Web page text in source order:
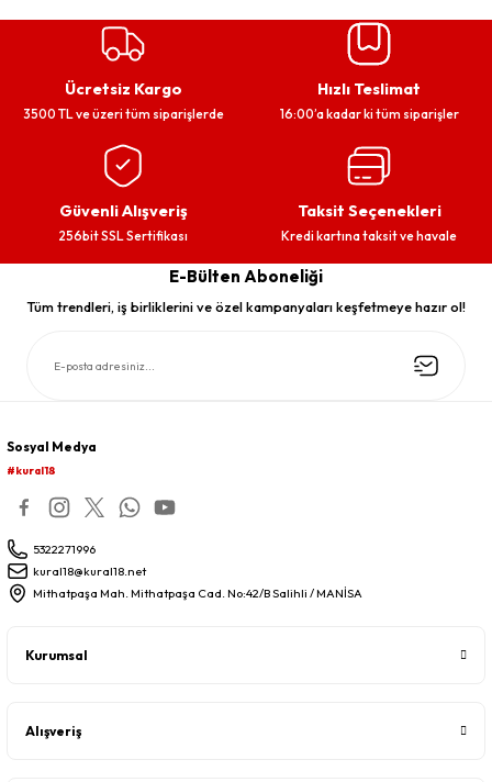
Ücretsiz Kargo
3500 TL ve üzeri tüm siparişlerde
Hızlı Teslimat
16:00’a kadar ki tüm siparişler
Güvenli Alışveriş
256bit SSL Sertifikası
Taksit Seçenekleri
Kredi kartına taksit ve havale
E-Bülten Aboneliği
Tüm trendleri, iş birliklerini ve özel kampanyaları keşfetmeye hazır ol!
Sosyal Medya
#kural18
5322271996
kural18@kural18.net
Mithatpaşa Mah. Mithatpaşa Cad. No:42/B Salihli / MANİSA
Kurumsal
Alışveriş